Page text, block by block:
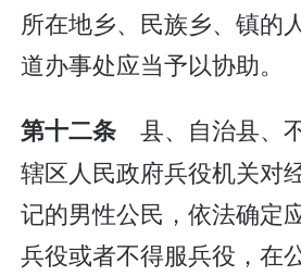
所在地乡、民族乡、镇的
道办事处应当予以协助。
第十二条 县、自治县、
辖区人民政府兵役机关对
记的男性公民，依法确定
兵役或者不得服兵役，在